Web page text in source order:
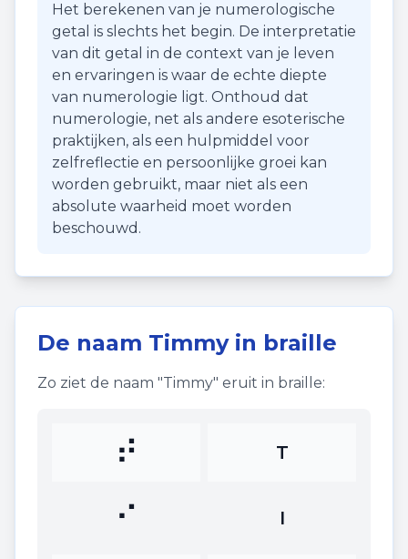
Het berekenen van je numerologische
getal is slechts het begin. De interpretatie
van dit getal in de context van je leven
en ervaringen is waar de echte diepte
van numerologie ligt. Onthoud dat
numerologie, net als andere esoterische
praktijken, als een hulpmiddel voor
zelfreflectie en persoonlijke groei kan
worden gebruikt, maar niet als een
absolute waarheid moet worden
beschouwd.
De naam Timmyin braille
Zo ziet de naam "Timmy" eruit in braille:
⠞ T
⠊ I